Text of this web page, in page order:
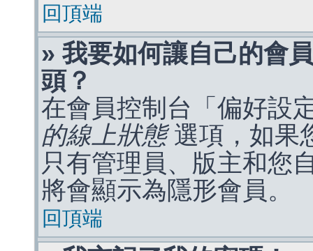
回頂端
» 我要如何讓自己的會
頭？
在會員控制台「偏好設
的線上狀態選項，如果
只有管理員、版主和您
將會顯示為隱形會員。
回頂端